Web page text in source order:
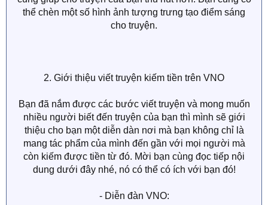
thể chèn một số hình ảnh tượng trưng tạo điểm sáng
cho truyện.
Bạn đã nắm được các bước viết truyện và mong muốn
nhiều người biết đến truyện của bạn thì mình sẽ giới
thiệu cho bạn một diễn dàn nơi mà bạn không chỉ là
mang tác phẩm của mình đến gần với mọi người mà
còn kiếm được tiền từ đó. Mời bạn cùng đọc tiếp nội